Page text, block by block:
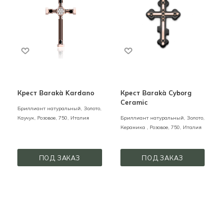
Крест Barakà Kardano
Бриллиант натуральный, Золото,
Каучук, Розовое, 750, Италия
ПОД ЗАКАЗ
Крест Barakà Cyborg
Ceramic
Бриллиант натуральный, Золото,
Керамика ,
Розовое, 750, Италия
ПОД ЗАКАЗ